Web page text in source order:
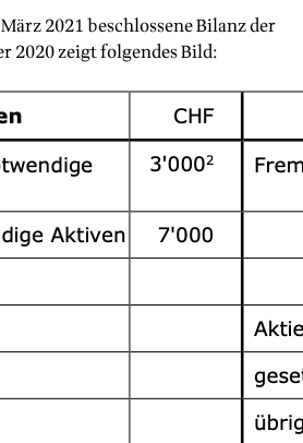
2021 beschlossene Bilanz der
2020 zeigt folgendes Bild: